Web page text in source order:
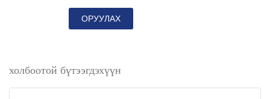
ОРУУЛАХ
холбоотой бүтээгдэхүүн